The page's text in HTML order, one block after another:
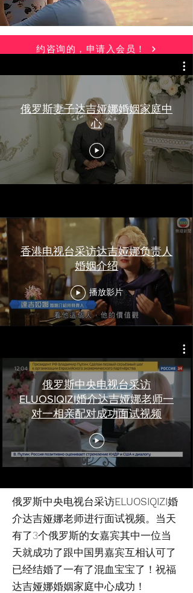
俄罗斯妻子达吉娅娜婚姻家庭中
心
约咨询的，申请入会员！
香港电视台采访达吉娅娜负责人
婚姻介绍
播放影片
俄罗斯中央电视台采访
ELUOSIQIZI婚介达吉娅娜老师一
对一相亲配对成功面试视频
俄罗斯中央电视台采访ELUOSIQIZI婚
介达吉娅娜老师进行面试视频。当天
有了3个俄罗斯的女嘉宾其中一位当
天就成功了跟中国男嘉宾互相认可了
已经结婚了一有了混血宝宝了！祝福
达吉娅娜婚姻家庭中心成功！